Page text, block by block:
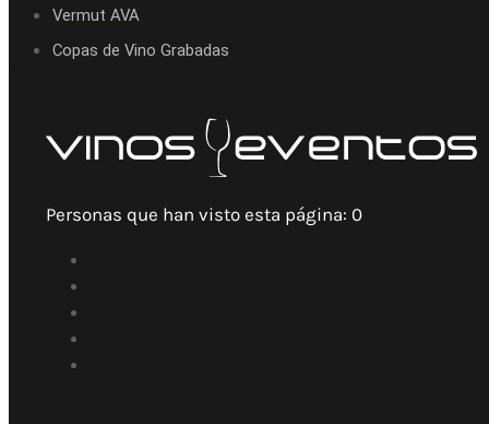
Vermut AVA
Copas de Vino Grabadas
Personas que han visto esta página: 0